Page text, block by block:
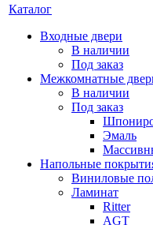
Каталог
Входные двери
В наличии
Под заказ
Межкомнатные
В наличии
Под заказ
Эмаль
Напольные
Виниловые
Ламинат
Ritter
AGT